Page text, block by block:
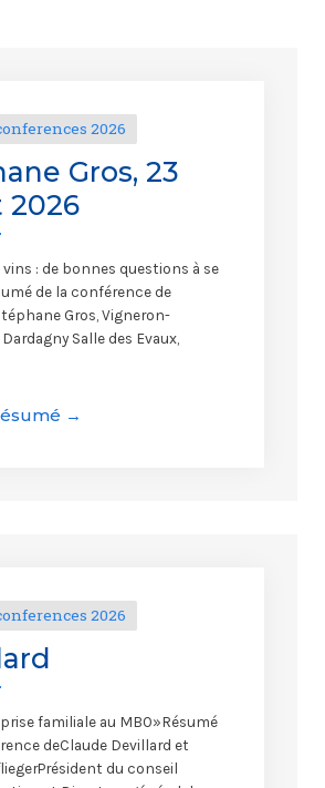
2026
Gros, 23
2026
vins : de bonnes questions à se
de la conférence de
Gros, Vigneron-
Salle des Evaux,
→
2026
familiale au MBO»Résumé
deClaude Devillard et
du conseil